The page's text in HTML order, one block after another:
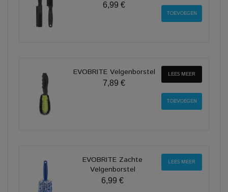
6,99 €
EVOBRITE Velgenborstel
7,89 €
LEES MEER
EVOBRITE Zachte
Velgenborstel
6,99 €
LEES MEER